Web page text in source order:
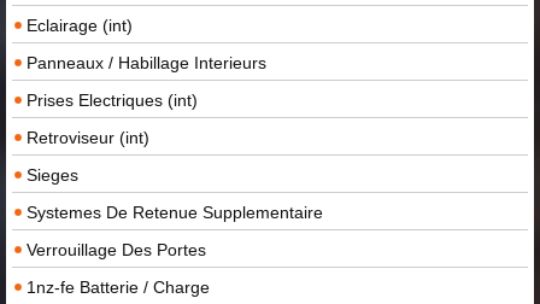
Eclairage (int)
Panneaux / Habillage Interieurs
Prises Electriques (int)
Retroviseur (int)
Sieges
Systemes De Retenue Supplementaire
Verrouillage Des Portes
1nz-fe Batterie / Charge